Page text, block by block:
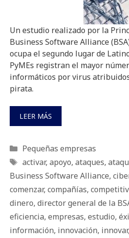
Un estudio realizado por la
Business Software Alliance
ocupa el segundo lugar de
PyMEs registran el mayor
informáticos por virus
pirata.
LEER MÁS
Categorías
Pequeñas empresas
Etiquetas
activar, apoyo, ataques,
Business Software Alliance,
comenzar, compañías,
dinero, director general de la
eficiencia, empresas, estudio,
información, innovación, innovar,